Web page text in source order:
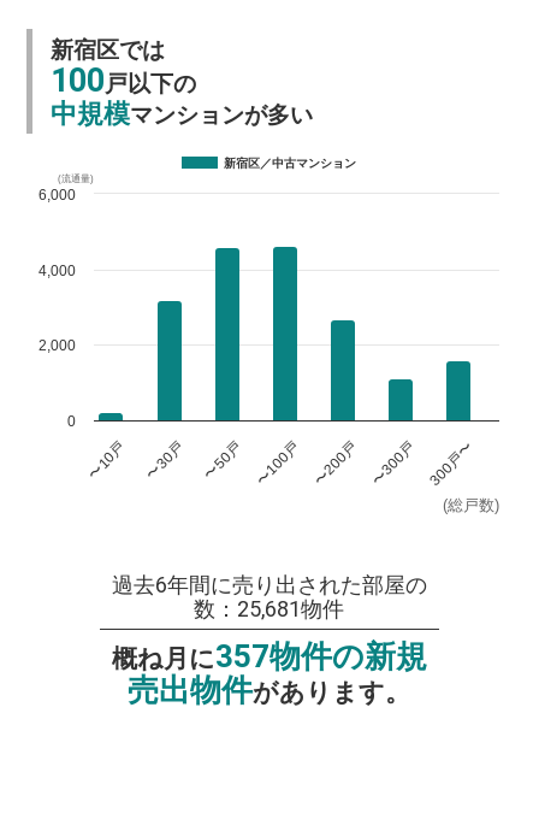
新宿区では
100戸以下の
中規模マンションが多い
(総戸数)
(流通量)
新宿区／中古マンション
〜10戸 〜30戸 〜50戸 〜100戸 〜200戸 〜300戸 300戸〜
0
2,000
4,000
6,000
過去6年間に売り出された部屋の
数：25,681物件
概ね月に357物件の新規
売出物件があります。